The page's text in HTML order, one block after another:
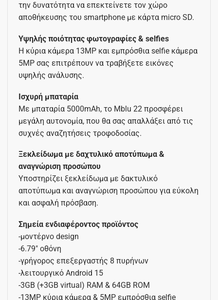
την δυνατότητα να επεκτείνετε τον χώρο
αποθήκευσης του smartphone με κάρτα micro SD.
Υψηλής ποιότητας φωτογραφίες & selfies
Η κύρια κάμερα 13MP και εμπρόσθια selfie κάμερα
5MP σας επιτρέπουν να τραβήξετε εικόνες
υψηλής ανάλυσης.
Ισχυρή μπαταρία
Με μπαταρία 5000mAh, το Mblu 22 προσφέρει
μεγάλη αυτονομία, που θα σας απαλλάξει από τις
συχνές αναζητήσεις τροφοδοσίας.
Ξεκλείδωμα με δαχτυλικό αποτύπωμα &
αναγνώριση προσώπου
Υποστηρίζει ξεκλείδωμα με δακτυλικό
αποτύπωμα και αναγνώριση προσώπου για εύκολη
και ασφαλή πρόσβαση.
Σημεία ενδιαφέροντος προϊόντος
-μοντέρνο design
-6.79″ οθόνη
-γρήγορος επεξεργαστής 8 πυρήνων
-λειτουργικό Android 15
-3GB (+3GB virtual) RAM & 64GB ROM
-13MP κύρια κάμερα & 5MP εμπρόσθια selfie